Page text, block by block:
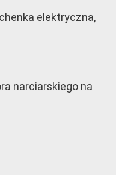
elektryczna,
narciarskiego na